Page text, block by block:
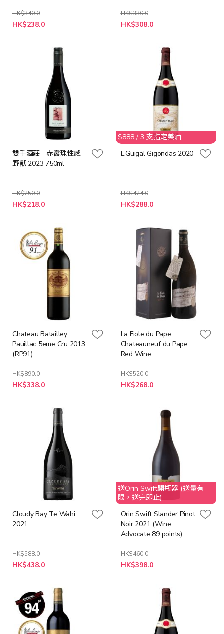
HK$340.0
特
殊
HK$238.0
HK$330.0
特
殊
HK$308.0
雙手酒莊 - 赤霞珠性感
野獸 2023 750ml
HK$250.0
特
殊
HK$218.0
$888 / 3 支指定美酒
E.Guigal Gigondas 2020
HK$424.0
特
殊
HK$288.0
Chateau Batailley
Pauillac 5eme Cru 2013
(RP91)
HK$890.0
特
殊
HK$338.0
La Fiole du Pape
Chateauneuf du Pape
Red Wine
HK$520.0
特
殊
HK$268.0
Cloudy Bay Te Wahi
2021
HK$588.0
特
殊
HK$438.0
送Orin Swift開瓶器 (送量有
限，送完即止)
Orin Swift Slander Pinot
Noir 2021 (Wine
Advocate 89 points)
HK$460.0
特
殊
HK$398.0